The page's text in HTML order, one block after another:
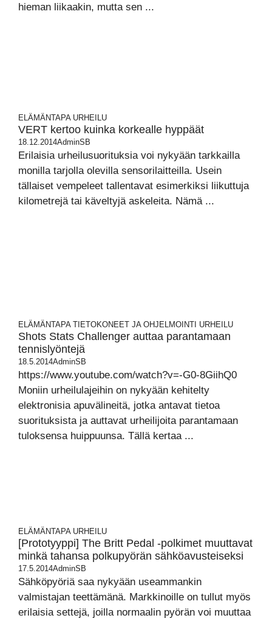
hieman liikaakin, mutta sen ...
ELÄMÄNTAPA URHEILU
VERT kertoo kuinka korkealle hyppäät
18.12.2014AdminSB
Erilaisia urheilusuorituksia voi nykyään tarkkailla
monilla tarjolla olevilla sensorilaitteilla. Usein
tällaiset vempeleet tallentavat esimerkiksi liikuttuja
kilometrejä tai käveltyjä askeleita. Nämä ...
ELÄMÄNTAPA TIETOKONEET JA OHJELMOINTI URHEILU
Shots Stats Challenger auttaa parantamaan
tennislyöntejä
18.5.2014AdminSB
https://www.youtube.com/watch?v=-G0-8GiihQ0
Moniin urheilulajeihin on nykyään kehitelty
elektronisia apuvälineitä, jotka antavat tietoa
suorituksista ja auttavat urheilijoita parantamaan
tuloksensa huippuunsa. Tällä kertaa ...
ELÄMÄNTAPA URHEILU
[Prototyyppi] The Britt Pedal -polkimet muuttavat
minkä tahansa polkupyörän sähköavusteiseksi
17.5.2014AdminSB
Sähköpyöriä saa nykyään useammankin
valmistajan teettämänä. Markkinoille on tullut myös
erilaisia settejä, joilla normaalin pyörän voi muuttaa